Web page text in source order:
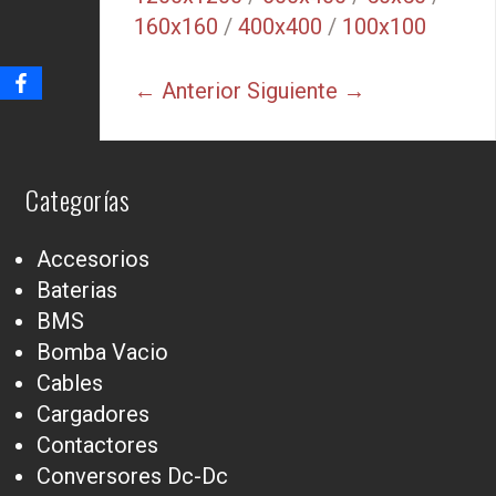
160x160 / 400x400 / 100x100
← Anterior Siguiente →
Categorías
Accesorios
Baterias
BMS
Bomba Vacio
Cables
Cargadores
Contactores
Conversores Dc-Dc